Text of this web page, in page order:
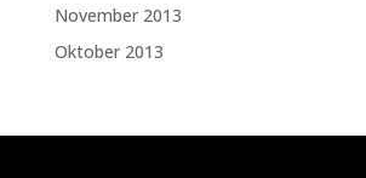
November 2013
Oktober 2013